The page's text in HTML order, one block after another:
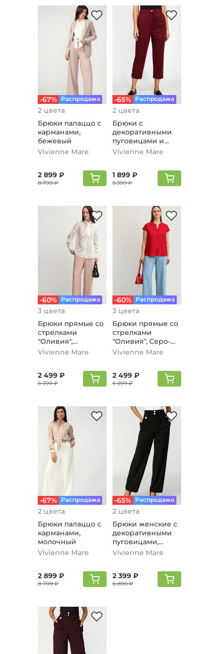
-67% Распродажа
2 цвета
Брюки палаццо с
карманами,
бежевый
Vivienne Mare
2 899 ₽
8 799 ₽
-65% Распродажа
2 цвета
Брюки с
декоративными
пуговицами и
карманами,
Vivienne Mare
1 899 ₽
5 399 ₽
-60% Распродажа
3 цвета
Брюки прямые со
стрелками
"Оливия",
Бежевый
Vivienne Mare
2 499 ₽
6 299 ₽
-60% Распродажа
3 цвета
Брюки прямые со
стрелками
"Оливия", Серо-
голубой
Vivienne Mare
2 499 ₽
6 299 ₽
-67% Распродажа
2 цвета
Брюки палаццо с
карманами,
молочный
Vivienne Mare
2 899 ₽
8 799 ₽
-65% Распродажа
2 цвета
Брюки женские с
декоративными
пуговицами,
черный
Vivienne Mare
2 399 ₽
6 899 ₽